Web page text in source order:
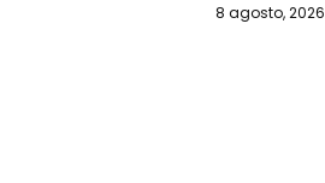
8 agosto, 2026